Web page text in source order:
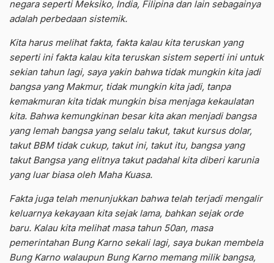
negara seperti Meksiko, India, Filipina dan lain sebagainya
adalah perbedaan sistemik.
Kita harus melihat fakta, fakta kalau kita teruskan yang
seperti ini fakta kalau kita teruskan sistem seperti ini untuk
sekian tahun lagi, saya yakin bahwa tidak mungkin kita jadi
bangsa yang Makmur, tidak mungkin kita jadi, tanpa
kemakmuran kita tidak mungkin bisa menjaga kekaulatan
kita. Bahwa kemungkinan besar kita akan menjadi bangsa
yang lemah bangsa yang selalu takut, takut kursus dolar,
takut BBM tidak cukup, takut ini, takut itu, bangsa yang
takut Bangsa yang elitnya takut padahal kita diberi karunia
yang luar biasa oleh Maha Kuasa.
Fakta juga telah menunjukkan bahwa telah terjadi mengalir
keluarnya kekayaan kita sejak lama, bahkan sejak orde
baru. Kalau kita melihat masa tahun 50an, masa
pemerintahan Bung Karno sekali lagi, saya bukan membela
Bung Karno walaupun Bung Karno memang milik bangsa,